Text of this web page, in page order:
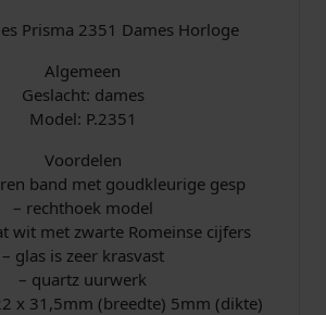
Prisma 2351 Dames Horloge
Algemeen
Geslacht: dames
Model: P.2351
Voordelen
band met goudkleurige gesp
– rechthoek model
wit met zwarte Romeinse cijfers
– glas is zeer krasvast
– quartz uurwerk
x 31,5mm (breedte) 5mm (dikte)